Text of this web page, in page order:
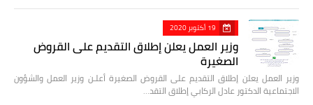
19 أكتوبر 2020
وزير العمل يعلن إطلاق التقديم على القروض
الصغيرة
وزير العمل يعلن إطلاق التقديم على القروض الصغيرة أعلـن وزير العمل والشؤون
الاجتماعية الدكتور عادل الركابي إطلاق التقد…